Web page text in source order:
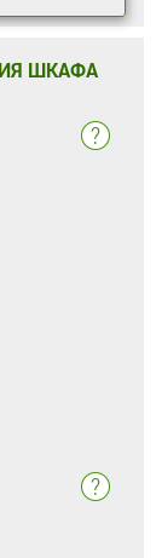
ШКАФА